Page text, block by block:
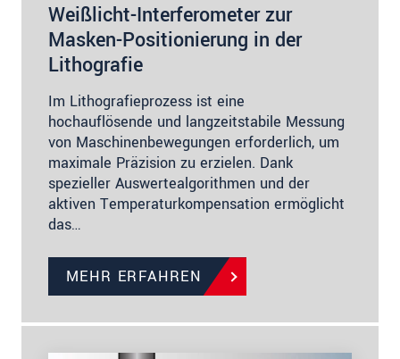
Weißlicht-Interferometer zur
Masken-Positionierung in der
Lithografie
Im Lithografieprozess ist eine
hochauflösende und langzeitstabile Messung
von Maschinenbewegungen erforderlich, um
maximale Präzision zu erzielen. Dank
spezieller Auswertealgorithmen und der
aktiven Temperaturkompensation ermöglicht
das…
MEHR ERFAHREN